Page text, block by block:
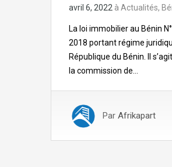
avril 6, 2022 à Actualités,
La loi immobilier au Bénin
2018 portant régime
République du Bénin. Il
la commission de…
Par Afrikapart